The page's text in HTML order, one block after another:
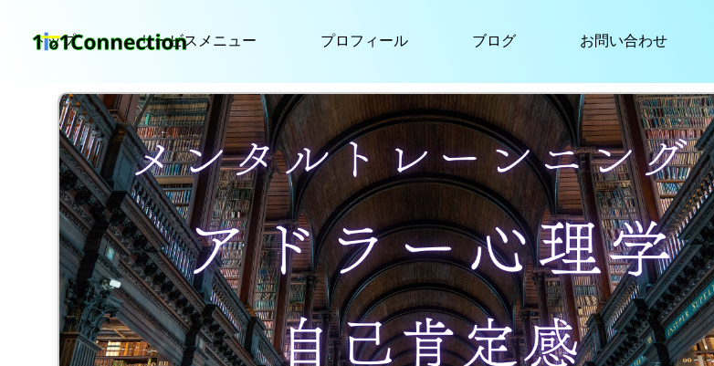
トップ サービスメニュー プロフィール ブログ お問い合わせ